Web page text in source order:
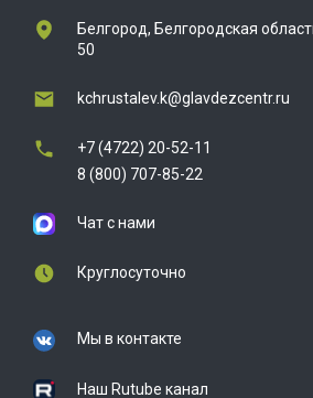
Белгород, Белгородская
50
kchrustalev.k@glavdezcentr.ru
+7 (4722) 20-52-11
8 (800) 707-85-22
Чат с нами
Круглосуточно
Мы в контакте
Наш Rutube канал